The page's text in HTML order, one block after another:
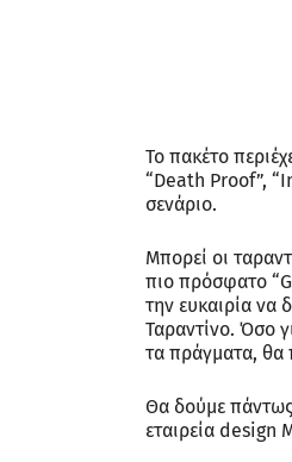
Το πακέτο
“Death Proof”,
σενάριο.
Μπορεί οι
πιο πρόσφατο
την ευκαιρία να
Ταραντίνο. Όσο
τα πράγματα, θα
Θα δούμε πάντως
εταιρεία design